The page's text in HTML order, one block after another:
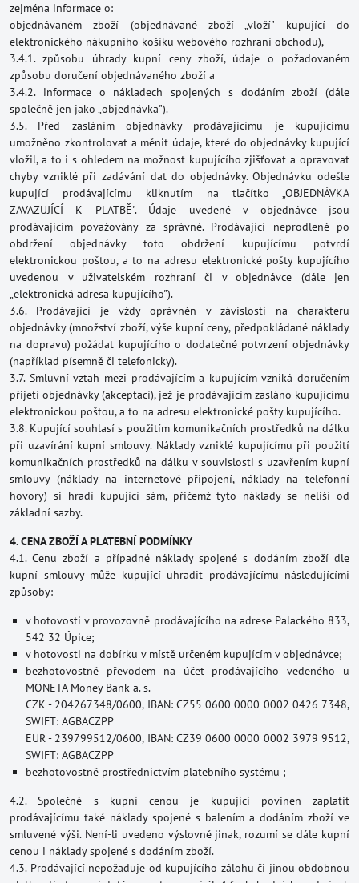
zejména informace o:
objednávaném zboží (objednávané zboží „vloží" kupující do
elektronického nákupního košíku webového rozhraní obchodu),
3.4.1. způsobu úhrady kupní ceny zboží, údaje o požadovaném
způsobu doručení objednávaného zboží a
3.4.2. informace o nákladech spojených s dodáním zboží (dále
společně jen jako „objednávka").
3.5. Před zasláním objednávky prodávajícímu je kupujícímu
umožněno zkontrolovat a měnit údaje, které do objednávky kupující
vložil, a to i s ohledem na možnost kupujícího zjišťovat a opravovat
chyby vzniklé při zadávání dat do objednávky. Objednávku odešle
kupující prodávajícímu kliknutím na tlačítko „OBJEDNÁVKA
ZAVAZUJÍCÍ K PLATBĚ". Údaje uvedené v objednávce jsou
prodávajícím považovány za správné. Prodávající neprodleně po
obdržení objednávky toto obdržení kupujícímu potvrdí
elektronickou poštou, a to na adresu elektronické pošty kupujícího
uvedenou v uživatelském rozhraní či v objednávce (dále jen
„elektronická adresa kupujícího").
3.6. Prodávající je vždy oprávněn v závislosti na charakteru
objednávky (množství zboží, výše kupní ceny, předpokládané náklady
na dopravu) požádat kupujícího o dodatečné potvrzení objednávky
(například písemně či telefonicky).
3.7. Smluvní vztah mezi prodávajícím a kupujícím vzniká doručením
přijetí objednávky (akceptací), jež je prodávajícím zasláno kupujícímu
elektronickou poštou, a to na adresu elektronické pošty kupujícího.
3.8. Kupující souhlasí s použitím komunikačních prostředků na dálku
při uzavírání kupní smlouvy. Náklady vzniklé kupujícímu při použití
komunikačních prostředků na dálku v souvislosti s uzavřením kupní
smlouvy (náklady na internetové připojení, náklady na telefonní
hovory) si hradí kupující sám, přičemž tyto náklady se neliší od
základní sazby.
4. CENA ZBOŽÍ A PLATEBNÍ PODMÍNKY
4.1. Cenu zboží a případné náklady spojené s dodáním zboží dle
kupní smlouvy může kupující uhradit prodávajícímu následujícími
způsoby:
v hotovosti v provozovně prodávajícího na adrese Palackého 833,
542 32 Úpice;
v hotovosti na dobírku v místě určeném kupujícím v objednávce;
bezhotovostně převodem na účet prodávajícího vedeného u
MONETA Money Bank a. s.
CZK - 204267348/0600, IBAN: CZ55 0600 0000 0002 0426 7348,
SWIFT: AGBACZPP
EUR - 239799512/0600, IBAN: CZ39 0600 0000 0002 3979 9512,
SWIFT: AGBACZPP
bezhotovostně prostřednictvím platebního systému ;
4.2. Společně s kupní cenou je kupující povinen zaplatit
prodávajícímu také náklady spojené s balením a dodáním zboží ve
smluvené výši. Není-li uvedeno výslovně jinak, rozumí se dále kupní
cenou i náklady spojené s dodáním zboží.
4.3. Prodávající nepožaduje od kupujícího zálohu či jinou obdobnou